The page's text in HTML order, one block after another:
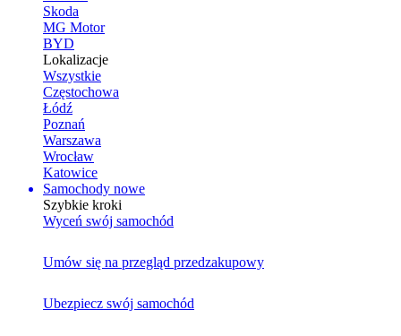
Skoda
MG Motor
BYD
Lokalizacje
Wszystkie
Częstochowa
Łódź
Poznań
Warszawa
Wrocław
Katowice
Samochody nowe
Szybkie kroki
Wyceń swój samochód
Umów się na przegląd przedzakupowy
Ubezpiecz swój samochód